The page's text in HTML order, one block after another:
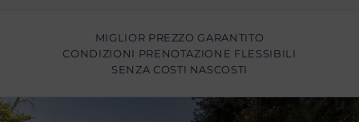
MIGLIOR PREZZO GARANTITO
CONDIZIONI PRENOTAZIONE FLESSIBILI
SENZA COSTI NASCOSTI